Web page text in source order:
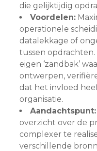
die gelijktijdig
Voordelen:
operationele
datalekkage of
tussen
eigen ‘zandbak’
ontwerpen,
dat het invloed
organisatie.
Aandachtspunt:
overzicht over de
complexer te
verschillende